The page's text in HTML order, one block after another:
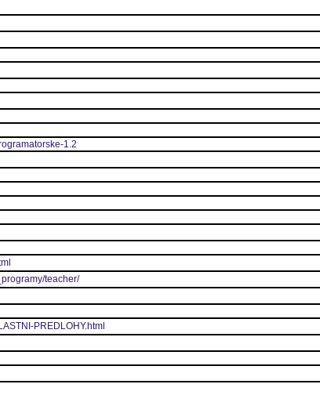
1.2
teacher/
PREDLOHY.html